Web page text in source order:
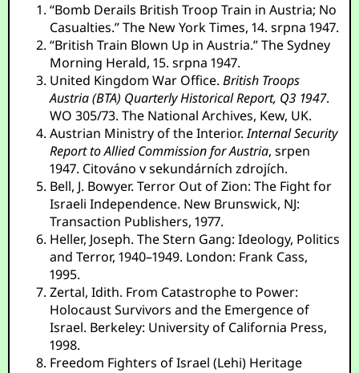
“Bomb Derails British Troop Train in Austria; No
Casualties.” The New York Times, 14. srpna 1947.
“British Train Blown Up in Austria.” The Sydney
Morning Herald, 15. srpna 1947.
United Kingdom War Office.British Troops
Austria (BTA) Quarterly Historical Report, Q3 1947.
WO 305/73. The National Archives, Kew, UK.
Austrian Ministry of the Interior.Internal Security
Report to Allied Commission for Austria, srpen
1947. Citováno v sekundárních zdrojích.
Bell, J. Bowyer. Terror Out of Zion: The Fight for
Israeli Independence. New Brunswick, NJ:
Transaction Publishers, 1977.
Heller, Joseph. The Stern Gang: Ideology, Politics
and Terror, 1940–1949. London: Frank Cass,
1995.
Zertal, Idith. From Catastrophe to Power:
Holocaust Survivors and the Emergence of
Israel. Berkeley: University of California Press,
1998.
Freedom Fighters of Israel (Lehi) Heritage